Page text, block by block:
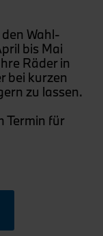
Wahl-
bis Mai
Räder in
bei kurzen
zu lassen.
Termin für